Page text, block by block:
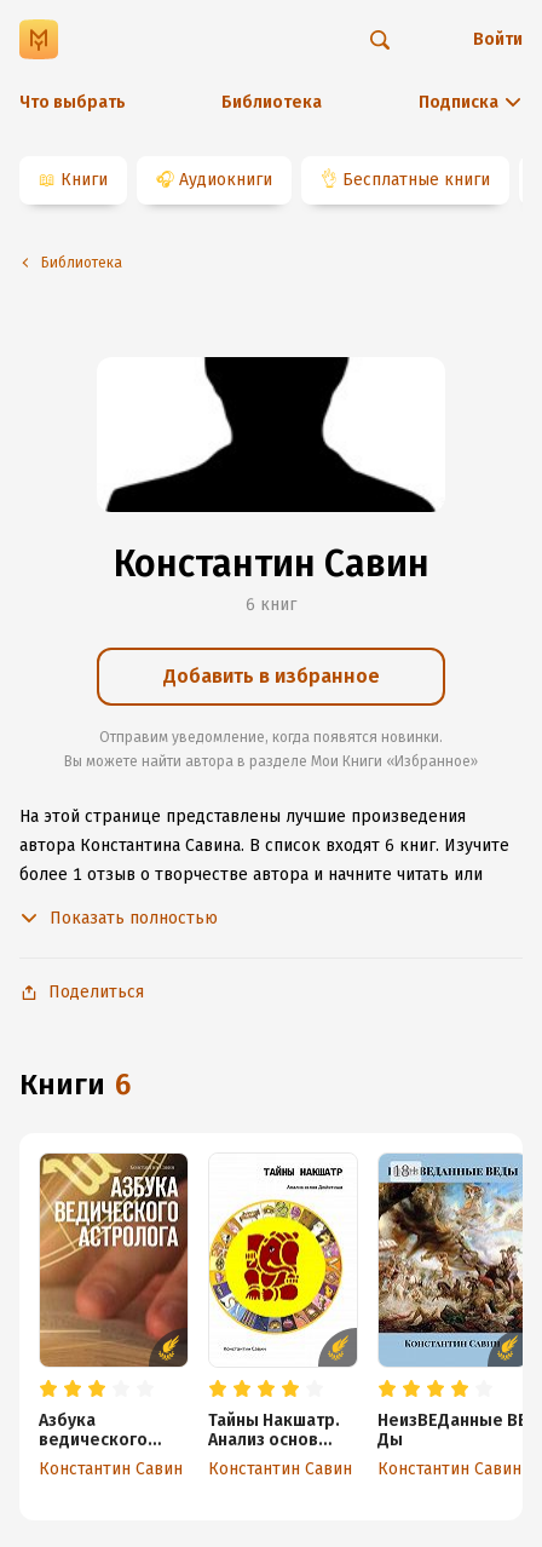
Что выбрать Библиотека Подписка
Войти
📖 Книги 🎧 Аудиокниги 👌 Бесплатные книги
Библиотека
Константин Савин
6 книг
Добавить в избранное
Отправим уведомление, когда появятся новинки.
Вы можете найти автора в разделе Мои Книги «Избранное»
На этой странице представлены лучшие произведения
автора Константина Савина. В список входят 6 книг. Изучите
более 1 отзыв о творчестве автора и начните читать или
без подключения к интернету.
Показать полностью
Поделиться
книги 6
Азбука
ведического
астролога
Константин Савин
Тайны Накшатр.
Анализ основ
Джйотиша
Константин Савин
НеизВЕДанные ВЕ
Ды
Константин Савин